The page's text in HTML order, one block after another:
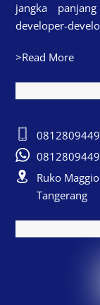
jangka
developer-
>Read More
Ruko
Tangerang